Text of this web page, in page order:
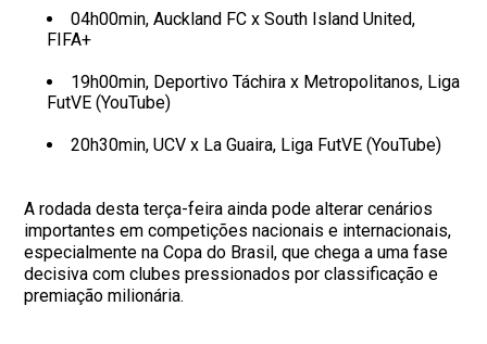
04h00min, Auckland FC x South Island United,
FIFA+
19h00min, Deportivo Táchira x Metropolitanos, Liga
FutVE (YouTube)
20h30min, UCV x La Guaira, Liga FutVE (YouTube)
A rodada desta terça-feira ainda pode alterar cenários
importantes em competições nacionais e internacionais,
especialmente na Copa do Brasil, que chega a uma fase
decisiva com clubes pressionados por classificação e
premiação milionária.